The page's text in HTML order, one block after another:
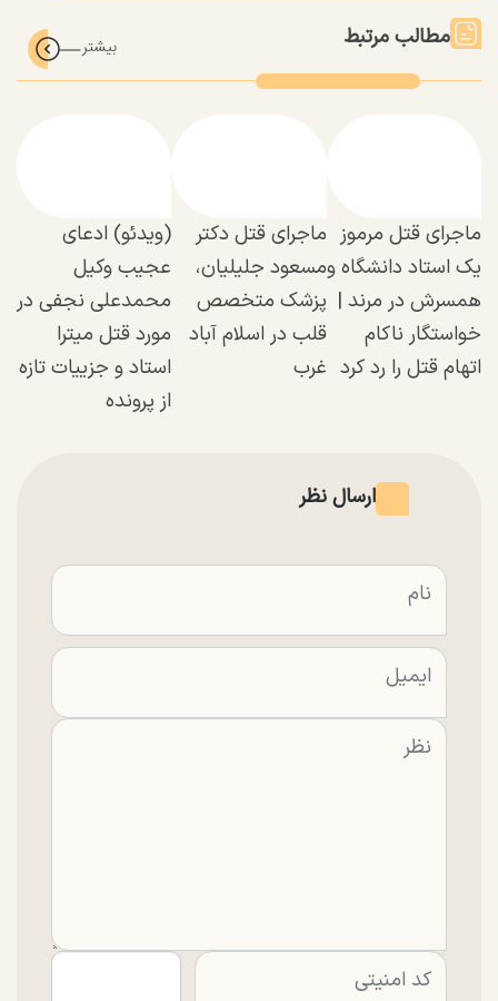
مطالب مرتبط
ماجرای قتل مرموز
یک استاد دانشگاه و
همسرش در مرند |
خواستگار ناکام
اتهام قتل را رد کرد
ماجرای قتل دکتر
مسعود جلیلیان،
پزشک متخصص
قلب در اسلام آباد
غرب
(ویدئو) ادعای
عجیب وکیل
محمدعلی نجفی در
مورد قتل میترا
استاد و جزییات تازه
از پرونده
ارسال نظر